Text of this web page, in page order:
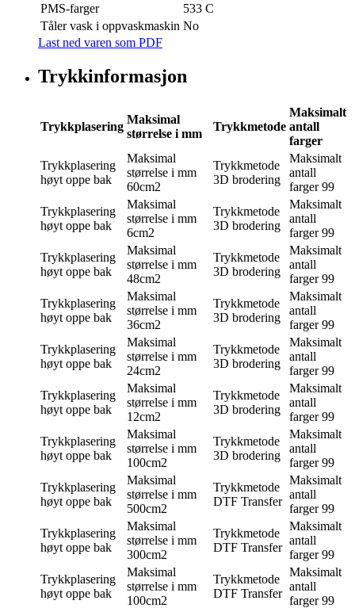
PMS-farger
533 C
Tåler vask i oppvaskmaskin No
Last ned varen som PDF
Trykkinformasjon
Trykkplasering
Maksimal
størrelse i mm
Trykkmetode
Maksimalt
antall
farger
Trykkplasering
høyt oppe bak
Maksimal
størrelse i mm
60cm2
Trykkmetode
3D brodering
Maksimalt
antall
farger 99
Trykkplasering
høyt oppe bak
Maksimal
størrelse i mm
6cm2
Trykkmetode
3D brodering
Maksimalt
antall
farger 99
Trykkplasering
høyt oppe bak
Maksimal
størrelse i mm
48cm2
Trykkmetode
3D brodering
Maksimalt
antall
farger 99
Trykkplasering
høyt oppe bak
Maksimal
størrelse i mm
36cm2
Trykkmetode
3D brodering
Maksimalt
antall
farger 99
Trykkplasering
høyt oppe bak
Maksimal
størrelse i mm
24cm2
Trykkmetode
3D brodering
Maksimalt
antall
farger 99
Trykkplasering
høyt oppe bak
Maksimal
størrelse i mm
12cm2
Trykkmetode
3D brodering
Maksimalt
antall
farger 99
Trykkplasering
høyt oppe bak
Maksimal
størrelse i mm
100cm2
Trykkmetode
3D brodering
Maksimalt
antall
farger 99
Trykkplasering
høyt oppe bak
Maksimal
størrelse i mm
500cm2
Trykkmetode
DTF Transfer
Maksimalt
antall
farger 99
Trykkplasering
høyt oppe bak
Maksimal
størrelse i mm
300cm2
Trykkmetode
DTF Transfer
Maksimalt
antall
farger 99
Trykkplasering
høyt oppe bak
Maksimal
størrelse i mm
100cm2
Trykkmetode
DTF Transfer
Maksimalt
antall
farger 99